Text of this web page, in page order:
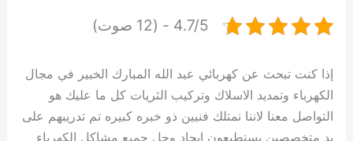
4.7/5 - (12 صوت)
إذا كنت تبحث عن كهربائي عبد الله المبارك الخبير في مجال
الكهرباء وتمديد الاسلاك وتركيب الثريات كل ما عليك هو
التواصل معنا لاننا نمتلك فنيين ذو خبره كبيره تم تدريبهم على
يد متخصصين يستطيعون ايجاد وحل جميع مشاكل الكهرباء